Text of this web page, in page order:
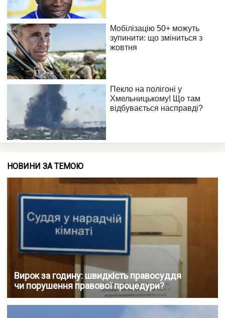
НОВИНИ ЗА ТЕМОЮ
Вирок за годину: швидкість правосуддя
чи порушення правової процедури?